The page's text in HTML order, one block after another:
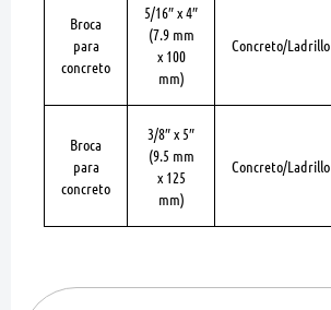
Broca
para
concreto
5/16″ x 4″
(7.9 mm
x 100
mm)
Concreto/Ladrillo
Broca
para
concreto
3/8″ x 5″
(9.5 mm
x 125
mm)
Concreto/Ladrillo